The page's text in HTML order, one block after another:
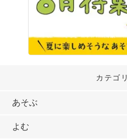
カテゴリ
あそぶ
よむ